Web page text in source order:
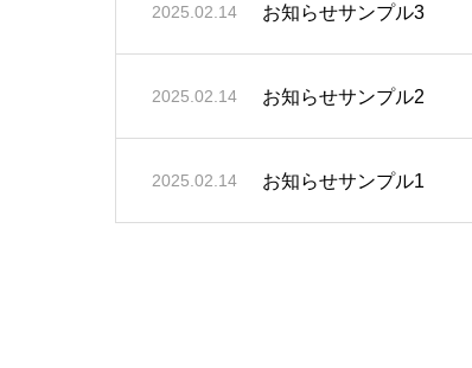
2025.02.14 お知らせサンプル3
2025.02.14 お知らせサンプル2
2025.02.14 お知らせサンプル1